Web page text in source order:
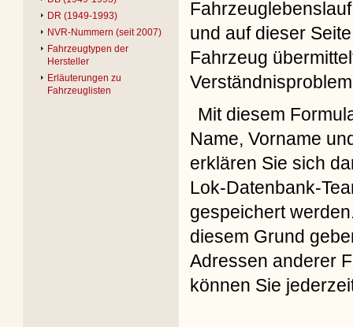
DR (1949-1993)
NVR-Nummern (seit 2007)
Fahrzeugtypen der
Hersteller
Erläuterungen zu
Fahrzeuglisten
und auf dieser
Fahrzeug
Mit diesem
Name, Vorname
erklären Sie sich
Lok-Datenbank-
gespeichert
diesem Grund
Adressen anderer
können Sie